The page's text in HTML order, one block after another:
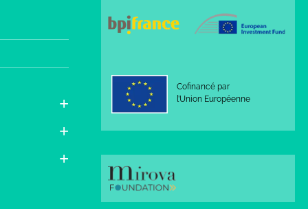
Cofinancé par
l’Union Européenne
avec les réglementations. Personnalisez vos